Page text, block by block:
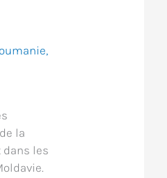
,
la
les